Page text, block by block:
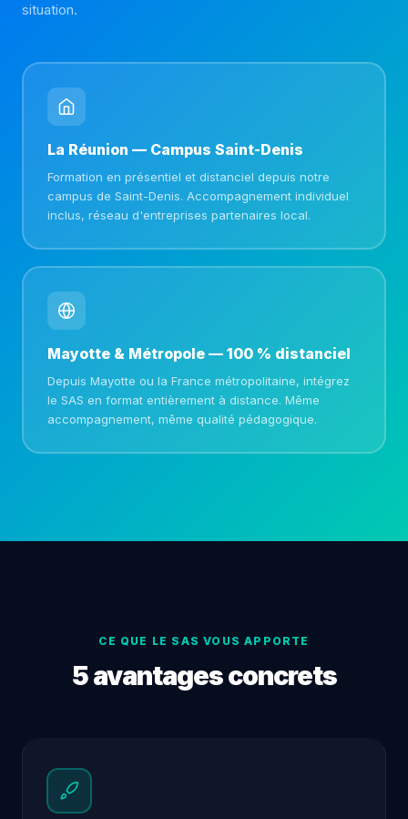
situation.
La Réunion — Campus Saint-Denis
Formation en présentiel et distanciel depuis notre
campus de Saint-Denis. Accompagnement individuel
inclus, réseau d'entreprises partenaires local.
Mayotte & Métropole — 100 % distanciel
Depuis Mayotte ou la France métropolitaine, intégrez
le SAS en format entièrement à distance. Même
accompagnement, même qualité pédagogique.
CE QUE LE SAS VOUS APPORTE
5 avantages concrets